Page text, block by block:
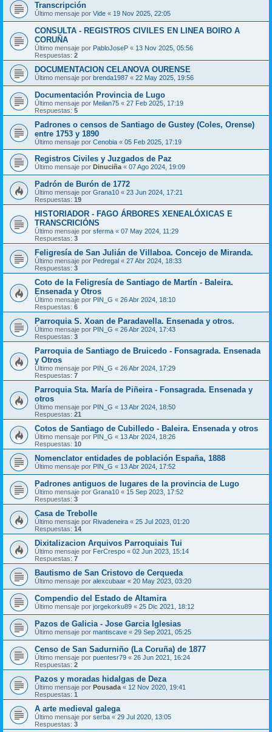
Transcripción
Último mensaje por Vide « 19 Nov 2025, 22:05
CONSULTA - REGISTROS CIVILES EN LINEA BOIRO A
CORUÑA
Último mensaje por PabloJoseP « 13 Nov 2025, 05:56
Respuestas: 2
DOCUMENTACION CELANOVA OURENSE
Último mensaje por brenda1987 « 22 May 2025, 19:56
Documentación Provincia de Lugo
Último mensaje por Meilan75 « 27 Feb 2025, 17:19
Respuestas: 5
Padrones o censos de Santiago de Gustey (Coles, Orense)
entre 1753 y 1890
Último mensaje por Cenobia « 05 Feb 2025, 17:19
Registros Civiles y Juzgados de Paz
Último mensaje por Dinuciña « 07 Ago 2024, 19:09
Padrón de Burón de 1772
Último mensaje por Grana10 « 23 Jun 2024, 17:21
Respuestas: 19
HISTORIADOR - FAGO ÁRBORES XENEALÓXICAS E
TRANSCRICIÓNS
Último mensaje por sferma « 07 May 2024, 11:29
Respuestas: 3
Feligresía de San Julián de Villaboa. Concejo de Miranda.
Último mensaje por Pedregal « 27 Abr 2024, 18:33
Respuestas: 3
Coto de la Feligresía de Santiago de Martín - Baleira.
Ensenada y Otros
Último mensaje por PIN_G « 26 Abr 2024, 18:10
Respuestas: 6
Parroquia S. Xoan de Paradavella. Ensenada y otros.
Último mensaje por PIN_G « 26 Abr 2024, 17:43
Respuestas: 3
Parroquia de Santiago de Bruicedo - Fonsagrada. Ensenada
y Otros
Último mensaje por PIN_G « 26 Abr 2024, 17:29
Respuestas: 7
Parroquia Sta. María de Piñeira - Fonsagrada. Ensenada y
otros
Último mensaje por PIN_G « 13 Abr 2024, 18:50
Respuestas: 21
Cotos de Santiago de Cubilledo - Baleira. Ensenada y otros
Último mensaje por PIN_G « 13 Abr 2024, 18:26
Respuestas: 10
Nomenclator entidades de población España, 1888
Último mensaje por PIN_G « 13 Abr 2024, 17:52
Padrones antiguos de lugares de la provincia de Lugo
Último mensaje por Grana10 « 15 Sep 2023, 17:52
Respuestas: 3
Casa de Trebolle
Último mensaje por Rivadeneira « 25 Jul 2023, 01:20
Respuestas: 14
Dixitalizacion Arquivos Parroquiais Tui
Último mensaje por FerCrespo « 02 Jun 2023, 15:14
Respuestas: 7
Bautismo de San Cristovo de Cerqueda
Último mensaje por alexcubaar « 20 May 2023, 03:20
Compendio del Estado de Altamira
Último mensaje por jorgekorku89 « 25 Dic 2021, 18:12
Pazos de Galicia - Jose Garcia Iglesias
Último mensaje por mantiscave « 29 Sep 2021, 05:25
Censo de San Sadurniño (La Coruña) de 1877
Último mensaje por puentesr79 « 26 Jun 2021, 16:24
Respuestas: 2
Pazos y moradas hidalgas de Deza
Último mensaje por Pousada « 12 Nov 2020, 19:41
Respuestas: 1
A arte medieval galega
Último mensaje por serba « 29 Jul 2020, 13:05
Respuestas: 3